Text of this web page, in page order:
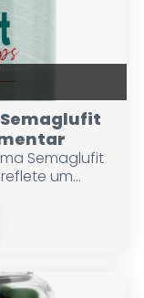
Semaglufit
Semaglufit
um...